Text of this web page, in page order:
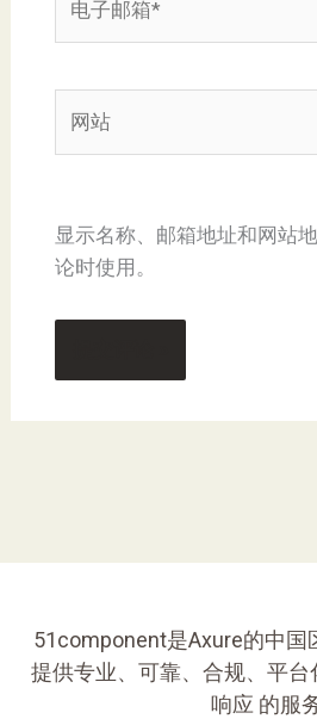
箱
站
显示名称、邮箱地址和网站
论时使用。
51component是Axure的中国
提供专业、可靠、合规、平
响应 的服